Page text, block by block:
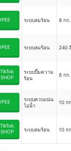
ระบบลมร้อน 8 กก.
ระบบลมร้อน 240
TikTok
SHOP
ระบบปั๊มความ
ร้อน
8 กก.
ระบบควบแน่น
ไอน้ำ
10 ก
TikTok
SHOP
ระบบลมร้อน 10 ก